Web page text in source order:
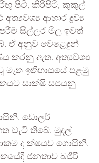
පිටි, කිරිපිටි, කුකුල්
ආහාර ද්‍රව්‍ය
සිල්ලර මිල ඉවත්
ඒ අනුව වෙළෙදුන්
කරනු ඇත. අත්‍යවශ්‍ය
ඉතිහාසයේ පළමු
සාක්ෂි සපයනු
ඩොලර්
වැටි තිබේ. මුදල්
ද ක්ෂයව ගොසිනි.
ජනතාව බජිරි